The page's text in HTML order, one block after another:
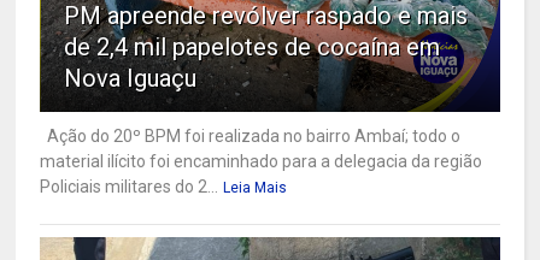
PM apreende revólver raspado e mais
de 2,4 mil papelotes de cocaína em
Nova Iguaçu
Ação do 20º BPM foi realizada no bairro Ambaí; todo o
material ilícito foi encaminhado para a delegacia da região
Policiais militares do 2... Leia Mais